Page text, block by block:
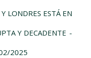
LONDRES ESTÁ EN
Y DECADENTE -
2025